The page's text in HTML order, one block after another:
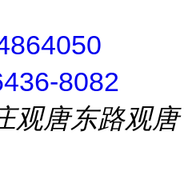
8082
观唐东路观唐